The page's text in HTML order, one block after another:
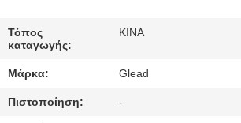
ΕΠΙΣΚΈΨΕΙΣ
ΣΤΟ
Τόπος
καταγωγής:
ΚΙΝΑ
Μάρκα: Glead
Πιστοποίηση: -